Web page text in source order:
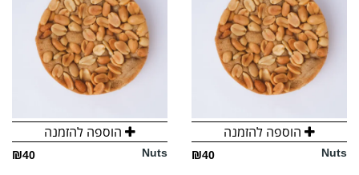
הוספה להזמנה
Nuts
₪40
הוספה להזמנה
Nuts
₪40